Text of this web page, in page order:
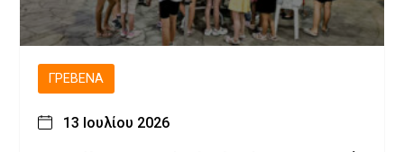
ΓΡΕΒΕΝΆ
13 Ιουλίου 2026